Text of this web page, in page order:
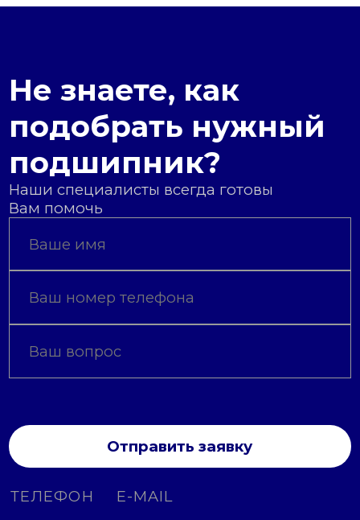
Не знаете, как
подобрать нужный
подшипник?
Наши специалисты всегда готовы
Вам помочь
Отправить заявку
ТЕЛЕФОН E-MAIL